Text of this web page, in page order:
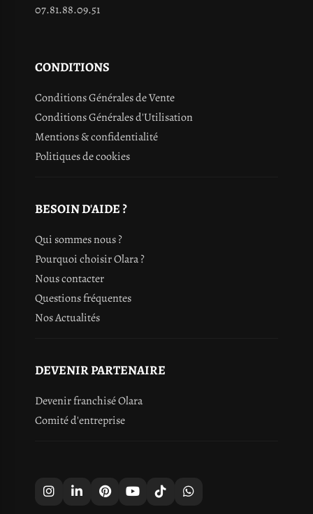
07.81.88.09.51
CONDITIONS
Conditions Générales de Vente
Conditions Générales d'Utilisation
Mentions & confidentialité
Politiques de cookies
BESOIN D'AIDE ?
Qui sommes nous ?
Pourquoi choisir Olara ?
Nous contacter
Questions fréquentes
Nos Actualités
DEVENIR PARTENAIRE
Devenir franchisé Olara
Comité d'entreprise